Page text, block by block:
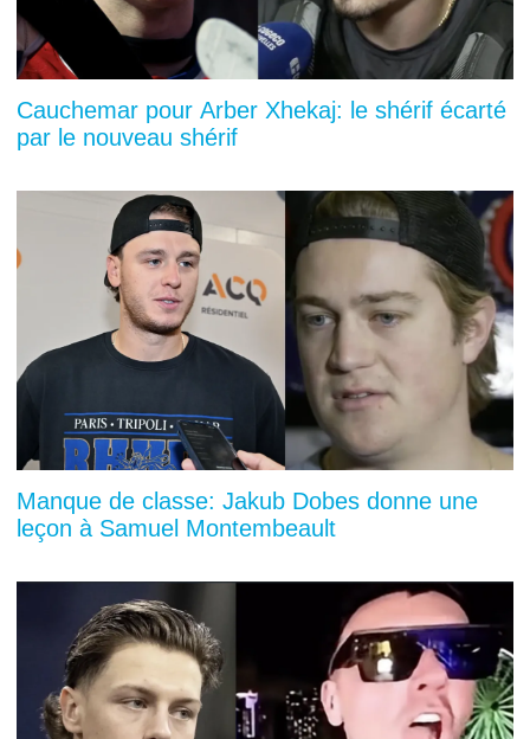
Cauchemar pour Arber Xhekaj: le shérif écarté
par le nouveau shérif
Manque de classe: Jakub Dobes donne une
leçon à Samuel Montembeault